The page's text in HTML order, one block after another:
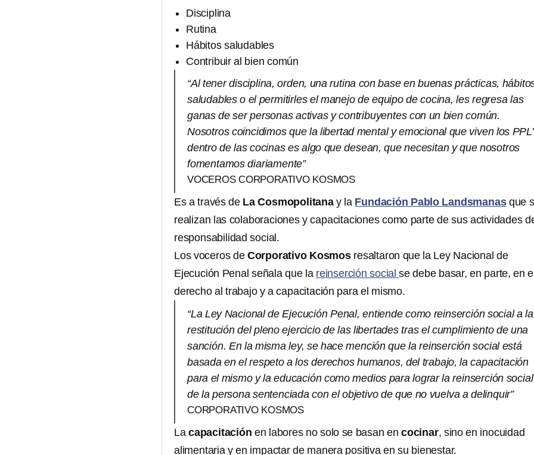
Disciplina
Rutina
Hábitos saludables
Contribuir al bien común
“Al tener disciplina, orden, una rutina con base en buenas prácticas,
saludables o el permitirles el manejo de equipo de cocina, les regresa las
ganas de ser personas activas y contribuyentes con un bien común.
Nosotros coincidimos que la libertad mental y emocional que viven los
dentro de las cocinas es algo que desean, que necesitan y que nosotros
fomentamos diariamente”
VOCEROS CORPORATIVO KOSMOS
Es a través de La Cosmopolitanay la Fundación Pablo Landsmanasque
realizan las colaboraciones y capacitaciones como parte de sus actividades
responsabilidad social.
Los voceros de Corporativo Kosmosresaltaron que la Ley Nacional de
Ejecución Penal señala que la reinserción socialse debe basar, en parte, en el
derecho al trabajo y a capacitación para el mismo.
“La Ley Nacional de Ejecución Penal, entiende como reinserción social a la
restitución del pleno ejercicio de las libertades tras el cumplimiento de una
sanción. En la misma ley, se hace mención que la reinserción social está
basada en el respeto a los derechos humanos, del trabajo, la capacitación
para el mismo y la educación como medios para lograr la reinserción social
de la persona sentenciada con el objetivo de que no vuelva a delinquir”
CORPORATIVO KOSMOS
Lacapacitación en labores no solo se basan encocinar, sino en inocuidad
alimentaria y en impactar de manera positiva en su bienestar.